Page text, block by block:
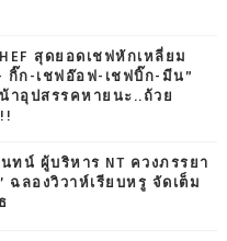
สุดยอดเชฟหักเหลี่ยม
กิ๊ก-เชฟอ๊อฟ-เชฟบิ๊ก-มีน”
าอุปสรรคหายนะ..ถ้วย
น์ ผู้บริหาร NT ควงภรรยา
ฉลองวิวาห์เรียบหรู จัดเต็ม